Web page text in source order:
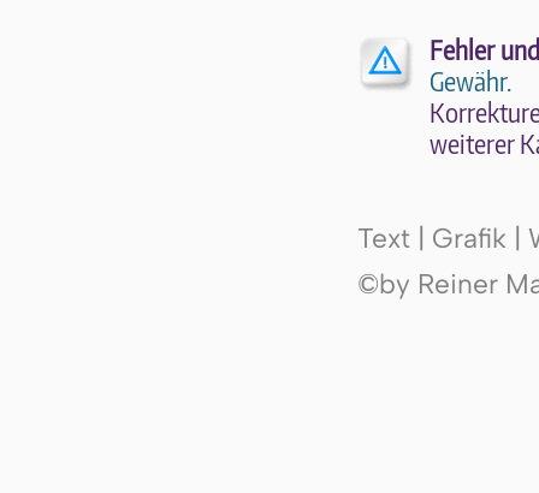
Fehler
Gewähr.
wei­te­rer
Text | Grafik |
©by Reiner